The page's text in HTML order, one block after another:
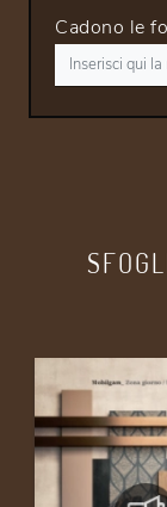
Cadono le